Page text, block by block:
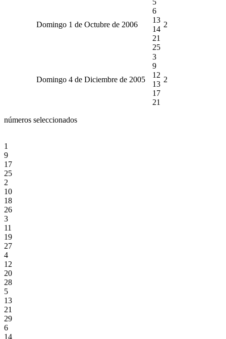
Domingo 1 de Octubre de 2006
6
13
14
21
25
2
Domingo 4 de Diciembre de 2005
3
9
12
13
17
21
2
números seleccionados
1
9
17
25
2
10
18
26
3
11
19
27
4
12
20
28
5
13
21
29
6
14